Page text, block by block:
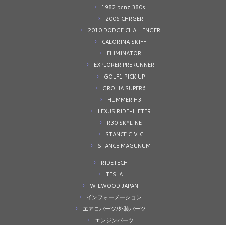
1982 benz 380sl
2006 CHRGER
2010 DODGE CHALLENGER
CALORINA SKIFF
ELIMINATOR
EXPLORER PRERUNNER
GOLF1 PICK UP
GROLIA SUPER6
HUMMER H3
LEXUS RIDE-LIFTER
R30 SKYLINE
STANCE CIVIC
STANCE MAGUNUM
RIDETECH
TESLA
WILWOOD JAPAN
インフォーメーション
エアロパーツ/外装パーツ
エンジンパーツ